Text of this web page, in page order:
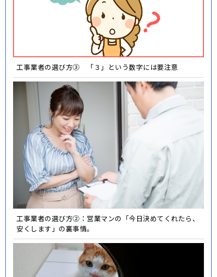
工事業者の選び方③ 「３」という数字には要注意
工事業者の選び方②：営業マンの「今日決めてくれたら、
安くします」の裏事情。